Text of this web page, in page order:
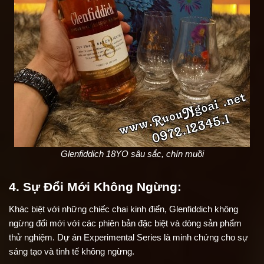
Glenfiddich 18YO sâu sắc, chín muồi
4. Sự Đổi Mới Không Ngừng:
Khác biệt với những chiếc chai kinh điển, Glenfiddich không
ngừng đổi mới với các phiên bản đặc biệt và dòng sản phẩm
thử nghiệm. Dự án Experimental Series là minh chứng cho sự
sáng tạo và tinh tế không ngừng.